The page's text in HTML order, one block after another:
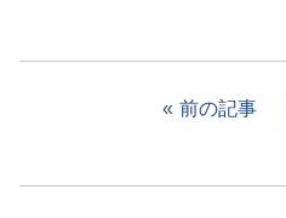
前の記事